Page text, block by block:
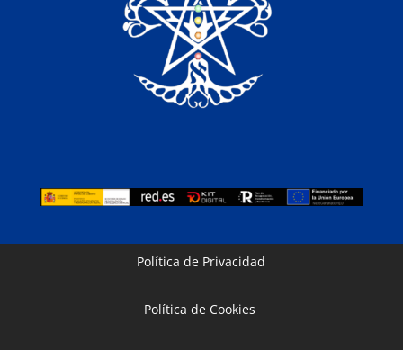
Política de Privacidad
Política de Cookies